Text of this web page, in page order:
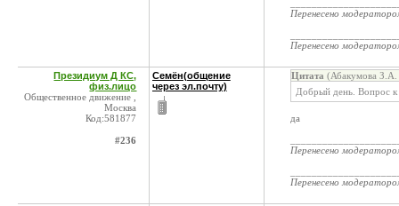
Перенесено
Перенесено
Президиум Д КС,
физ.лицо
Общественное движение ,
Москва
Код:581877
#236
Семён(общение
через эл.почту)
Цитата (Абакумова
Добрый день. Вопрос
да
Перенесено
Перенесено